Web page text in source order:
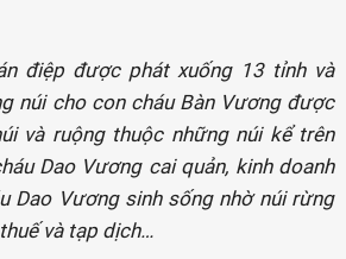
điệp được phát xuống 13 tỉnh và
núi cho con cháu Bàn Vương được
và ruộng thuộc những núi kể trên
Dao Vương cai quản, kinh doanh
Dao Vương sinh sống nhờ núi rừng
và tạp dịch…